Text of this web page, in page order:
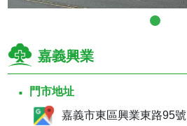
嘉義興業
門市地址
嘉義市東區興業東路95號